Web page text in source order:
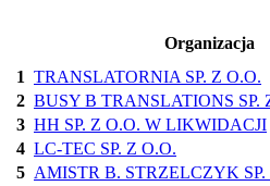
Organizacja
1 TRANSLATORNIA SP. Z O.O.
2 BUSY B TRANSLATIONS SP.
3 HH SP. Z O.O. W LIKWIDACJI
4 LC-TEC SP. Z O.O.
5 AMISTR B. STRZELCZYK SP.